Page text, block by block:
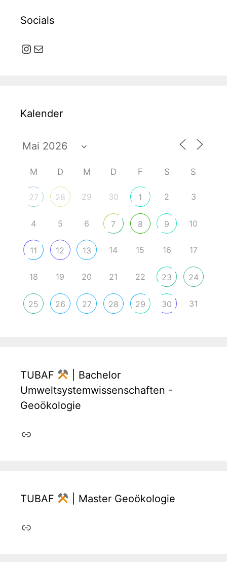
Socials
Instagram
E-Mail
Kalender
M D M D F S S
27 28 29 30 1 2 3
4 5 6 7 8 9 10
11 12 13 14 15 16 17
18 19 20 21 22 23 24
25 26 27 28 29 30 31
TUBAF
| Bachelor
Umweltsystemwissenschaften -
Geoökologie
Link
TUBAF | Master Geoökologie
Link